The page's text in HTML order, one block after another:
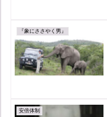
『象にささやく男』
安倍体制